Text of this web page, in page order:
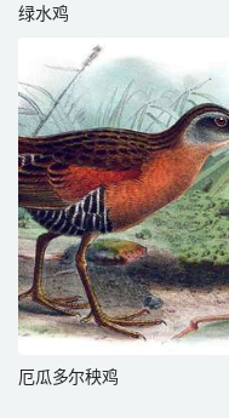
绿水鸡
厄瓜多尔秧鸡